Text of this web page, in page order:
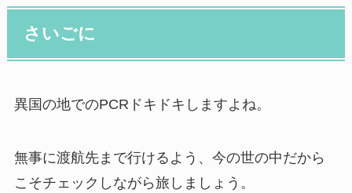
さいごに
異国の地でのPCRドキドキしますよね。
無事に渡航先まで行けるよう、今の世の中だから
こそチェックしながら旅しましょう。